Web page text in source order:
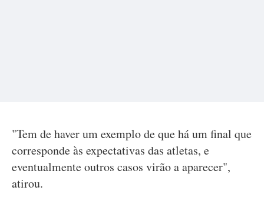
"Tem de haver um exemplo de que há um final que
corresponde às expectativas das atletas, e
eventualmente outros casos virão a aparecer",
atirou.